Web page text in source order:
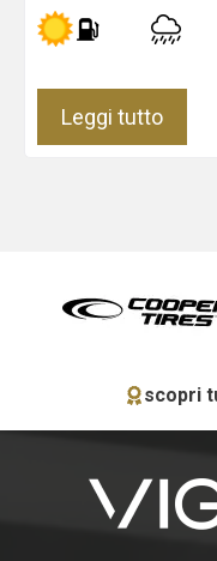
Leggi tutto
scopri